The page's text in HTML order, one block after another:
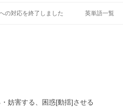
の対応を終了しました 英単語一覧
妨害する、困惑[動揺]させる